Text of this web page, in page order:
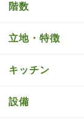
階数
立地・特徴
キッチン
設備